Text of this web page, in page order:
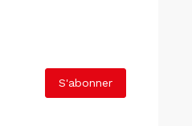
S'abonner